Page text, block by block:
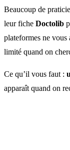
Beaucoup de
leur fiche Doctolib
plateformes ne vous
limité quand on
Ce qu’il vous faut :
apparaît quand on